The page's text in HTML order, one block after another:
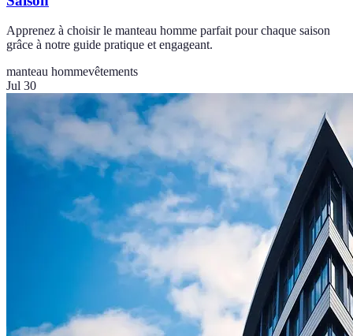
Apprenez à choisir le manteau homme parfait pour chaque saison
grâce à notre guide pratique et engageant.
manteau hommevêtements
Jul 30